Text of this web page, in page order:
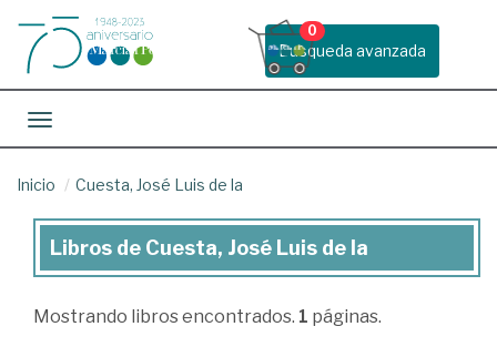
Busqueda avanzada
0
Toggle navigation
Inicio Cuesta, José Luis de la
Libros
Cuesta,
Libros de Cuesta, José Luis de la
Mostrando libros encontrados. 1 páginas.